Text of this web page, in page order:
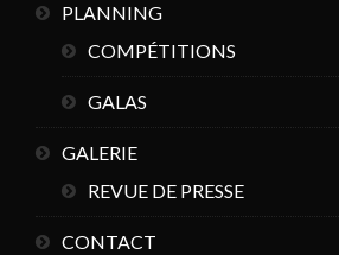
PLANNING
COMPÉTITIONS
GALAS
GALERIE
REVUE DE PRESSE
CONTACT